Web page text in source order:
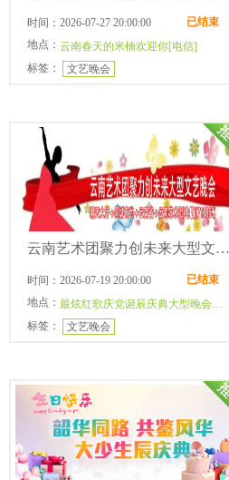
时间：2026-07-27 20:00:00
地点： 云南春天的米楠欢迎你[电信]
标签：
文艺晚会
已结束
云南艺术团聚力创未来大型文艺晚会
时间：2026-07-19 20:00:00
地点：
标签：
文艺晚会
已结束